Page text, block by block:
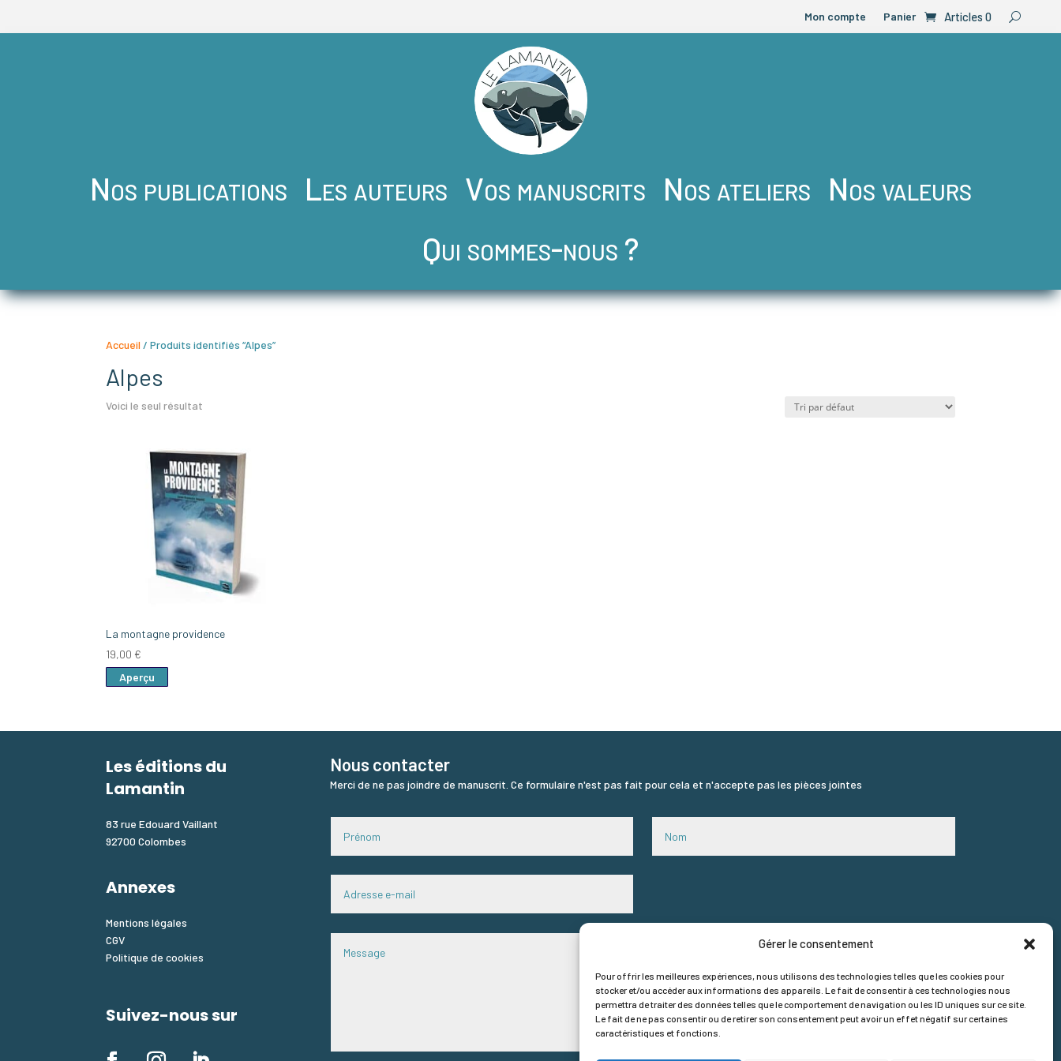
Gérer le consentement
Pour offrir les meilleures expériences, nous utilisons des technologies telles que les cookies pour
stocker et/ou accéder aux informations des appareils. Le fait de consentir à ces technologies nous
permettra de traiter des données telles que le comportement de navigation ou les ID uniques sur ce site.
Le fait de ne pas consentir ou de retirer son consentement peut avoir un effet négatif sur certaines
caractéristiques et fonctions.
Mon compte Panier Articles 0
Nos publications Les auteurs Vos manuscrits Nos ateliers Nos valeurs
Qui sommes-nous ?
Accueil / Produits identifiés “Alpes”
Alpes
Voici le seul résultat
La montagne providence
19,00 €
Aperçu
Les éditions du
Lamantin
83 rue Edouard Vaillant
92700 Colombes
Annexes
Mentions légales
CGV
Politique de cookies
Suivez-nous sur
Nous contacter
Merci de ne pas joindre de manuscrit. Ce formulaire n'est pas fait pour cela et n'accepte pas les pièces jointes